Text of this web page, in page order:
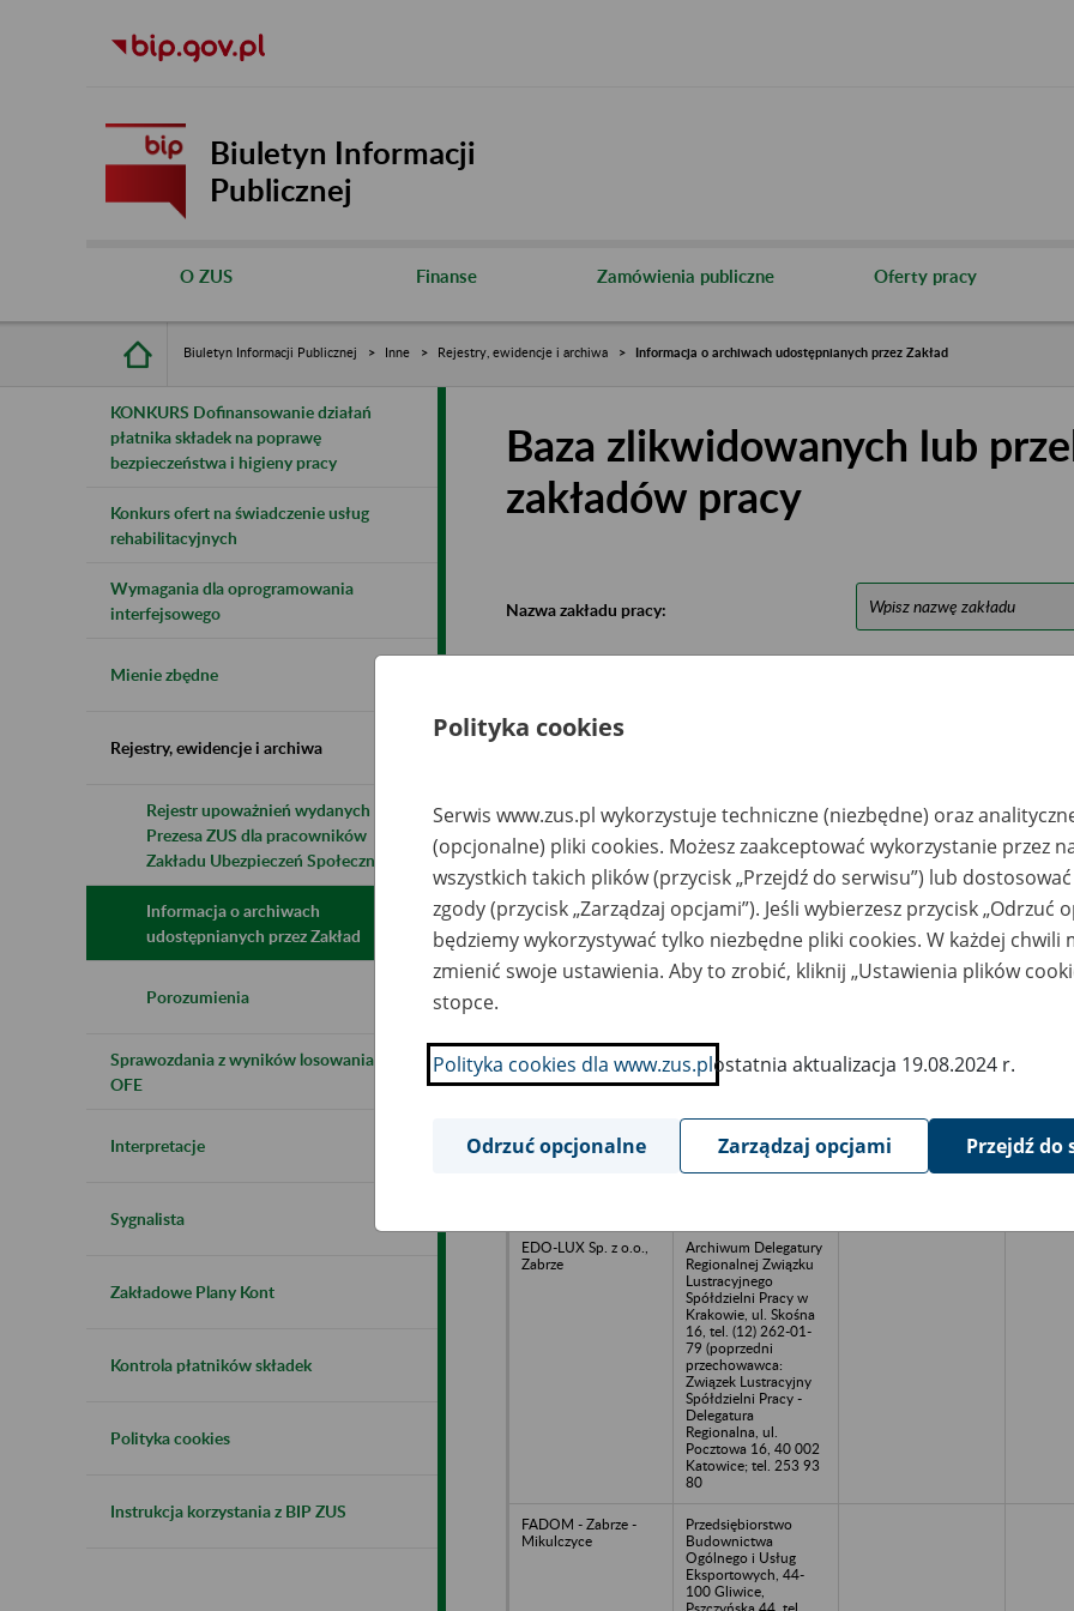
Biuletyn Informacji
Publicznej
O ZUS Finanse Zamówienia publiczne Oferty pracy
Biuletyn Informacji Publicznej Inne Rejestry, ewidencje i archiwa Informacja o archiwach udostępnianych przez Zakład
KONKURS Dofinansowanie działań
płatnika składek na poprawę
bezpieczeństwa i higieny pracy
Konkurs ofert na świadczenie usług
rehabilitacyjnych
Wymagania dla oprogramowania
interfejsowego
Mienie zbędne
Rejestry, ewidencje i archiwa
Rejestr upoważnień wydanych przez
Prezesa ZUS dla pracowników
Zakładu Ubezpieczeń Społecznych
Informacja o archiwach
udostępnianych przez Zakład
Porozumienia
Sprawozdania z wyników losowania do
OFE
Interpretacje
Sygnalista
Zakładowe Plany Kont
Kontrola płatników składek
Polityka cookies
Instrukcja korzystania z BIP ZUS
Baza zlikwidowanych lub
zakładów pracy
Nazwa zakładu pracy:
Wszystkie uwagi można przesyłać poprzezformularz
Nazwa
zlikwidowanego
zakładu pracy
Miejsce
przechowywania
dokumentów
Nr zespołu akt w
archiwum
państwowym
Daty
Okręgowa
Spółdzielnia
Związek Lustracyjny
Spółdzielni Pracy -
Katowice; tel. 253 93
80
Spółdzielni Pracy -
Delegatura
Regionalna, ul.
Pocztowa 16, 40 002
EDO-LUX Sp. z o.o.,
Zabrze
Archiwum Delegatury
Regionalnej Związku
Lustracyjnego
Spółdzielni Pracy w
Krakowie, ul. Skośna
16, tel. (12) 262-01-
79 (poprzedni
przechowawca:
Związek Lustracyjny
Spółdzielni Pracy -
Delegatura
Regionalna, ul.
Pocztowa 16, 40 002
Katowice; tel. 253 93
80
FADOM - Zabrze -
Mikulczyce
Przedsiębiorstwo
Budownictwa
Ogólnego i Usług
Eksportowych, 44-
100 Gliwice,
Polityka cookies
Serwis www.zus.pl wykorzystuje techniczne (niezbędne) oraz
(opcjonalne) pliki cookies. Możesz zaakceptować wykorzystanie przez
wszystkich takich plików (przycisk „Przejdź do serwisu”) lub
zgody (przycisk „Zarządzaj opcjami”). Jeśli wybierzesz przycisk „Odrzuć
będziemy wykorzystywać tylko niezbędne pliki cookies. W każdej chwili
zmienić swoje ustawienia. Aby to zrobić, kliknij „Ustawienia plików
stopce.
Polityka cookies dla www.zus.plostatnia aktualizacja 19.08.2024 r.
Odrzuć opcjonalne Zarządzaj opcjami Przejdź do